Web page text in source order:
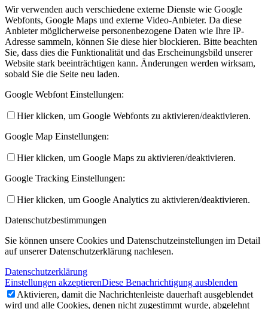
Wir verwenden auch verschiedene externe Dienste wie Google
Webfonts, Google Maps und externe Video-Anbieter. Da diese
Anbieter möglicherweise personenbezogene Daten wie Ihre IP-
Adresse sammeln, können Sie diese hier blockieren. Bitte beachten
Sie, dass dies die Funktionalität und das Erscheinungsbild unserer
Website stark beeinträchtigen kann. Änderungen werden wirksam,
sobald Sie die Seite neu laden.
Google Webfont Einstellungen:
Hier klicken, um Google Webfonts zu aktivieren/deaktivieren.
Google Map Einstellungen:
Hier klicken, um Google Maps zu aktivieren/deaktivieren.
Google Tracking Einstellungen:
Hier klicken, um Google Analytics zu aktivieren/deaktivieren.
Datenschutzbestimmungen
Sie können unsere Cookies und Datenschutzeinstellungen im Detail
auf unserer Datenschutzerklärung nachlesen.
Datenschutzerklärung
Einstellungen akzeptierenDiese Benachrichtigung ausblenden
Aktivieren, damit die Nachrichtenleiste dauerhaft ausgeblendet
wird und alle Cookies, denen nicht zugestimmt wurde, abgelehnt